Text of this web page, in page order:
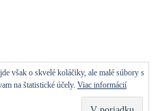
však o skvelé koláčiky, ale malé súbory s
na štatistické účely. Viac informácií